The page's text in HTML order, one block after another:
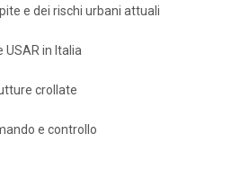
e dei rischi urbani attuali
in Italia
crollate
e controllo